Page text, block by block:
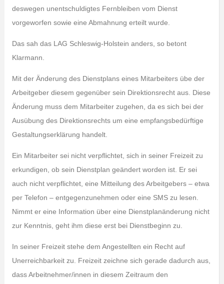
deswegen unentschuldigtes Fernbleiben vom Dienst
vorgeworfen sowie eine Abmahnung erteilt wurde.
Das sah das LAG Schleswig-Holstein anders, so betont
Klarmann.
Mit der Änderung des Dienstplans eines Mitarbeiters übe der
Arbeitgeber diesem gegenüber sein Direktionsrecht aus. Diese
Änderung muss dem Mitarbeiter zugehen, da es sich bei der
Ausübung des Direktionsrechts um eine empfangsbedürftige
Gestaltungserklärung handelt.
Ein Mitarbeiter sei nicht verpflichtet, sich in seiner Freizeit zu
erkundigen, ob sein Dienstplan geändert worden ist. Er sei
auch nicht verpflichtet, eine Mitteilung des Arbeitgebers – etwa
per Telefon – entgegenzunehmen oder eine SMS zu lesen.
Nimmt er eine Information über eine Dienstplanänderung nicht
zur Kenntnis, geht ihm diese erst bei Dienstbeginn zu.
In seiner Freizeit stehe dem Angestellten ein Recht auf
Unerreichbarkeit zu. Freizeit zeichne sich gerade dadurch aus,
dass Arbeitnehmer/innen in diesem Zeitraum den